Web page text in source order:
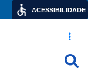
Acesso
ACESSIBILIDADE